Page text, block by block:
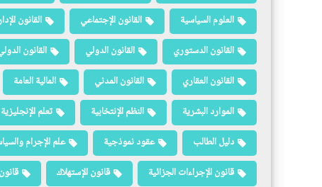
العلوم السياسية
القانون الإجتماعي القانون
القانون الدستوري
القانون الدولي القانون
القانون العقاري
القانون المدني المالية العامة
الموارد البشرية
النظم الإنتخابية تعلم الإنجليزية
دليل الطالب
عقود نموذجية علم الإجرام
قانون الإجراءات الجزائية
قانون الإستهلاك